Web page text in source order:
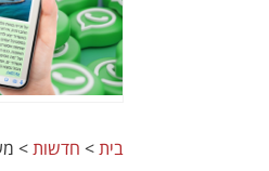
בית> חדשות>